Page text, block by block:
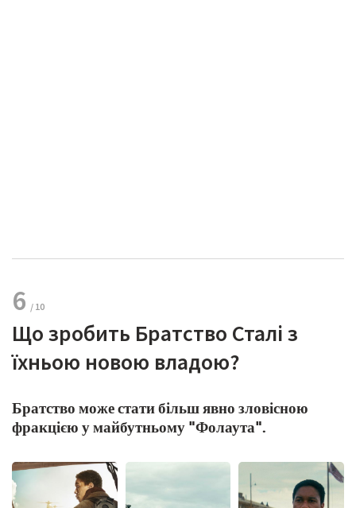
6
Що зробить Братство Сталі з
їхньою новою владою?
Братство може стати більш явно зловісною
фракцією у майбутньому "Фолаута".